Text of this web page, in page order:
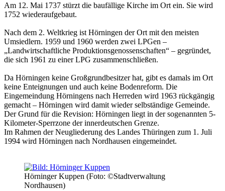
Am 12. Mai 1737 stürzt die baufällige Kirche im Ort ein. Sie wird
1752 wiederaufgebaut.
Nach dem 2. Weltkrieg ist Hörningen der Ort mit den meisten
Umsiedlern. 1959 und 1960 werden zwei LPGen –
„Landwirtschaftliche Produktionsgenossenschaften“ – gegründet,
die sich 1961 zu einer LPG zusammenschließen.
Da Hörningen keine Großgrundbesitzer hat, gibt es damals im Ort
keine Enteignungen und auch keine Bodenreform. Die
Eingemeindung Hörningens nach Herreden wird 1963 rückgängig
gemacht – Hörningen wird damit wieder selbständige Gemeinde.
Der Grund für die Revision: Hörningen liegt in der sogenannten 5-
Kilometer-Sperrzone der innerdeutschen Grenze.
Im Rahmen der Neugliederung des Landes Thüringen zum 1. Juli
1994 wird Hörningen nach Nordhausen eingemeindet.
Hörninger Kuppen (Foto: ©Stadtverwaltung
Nordhausen)